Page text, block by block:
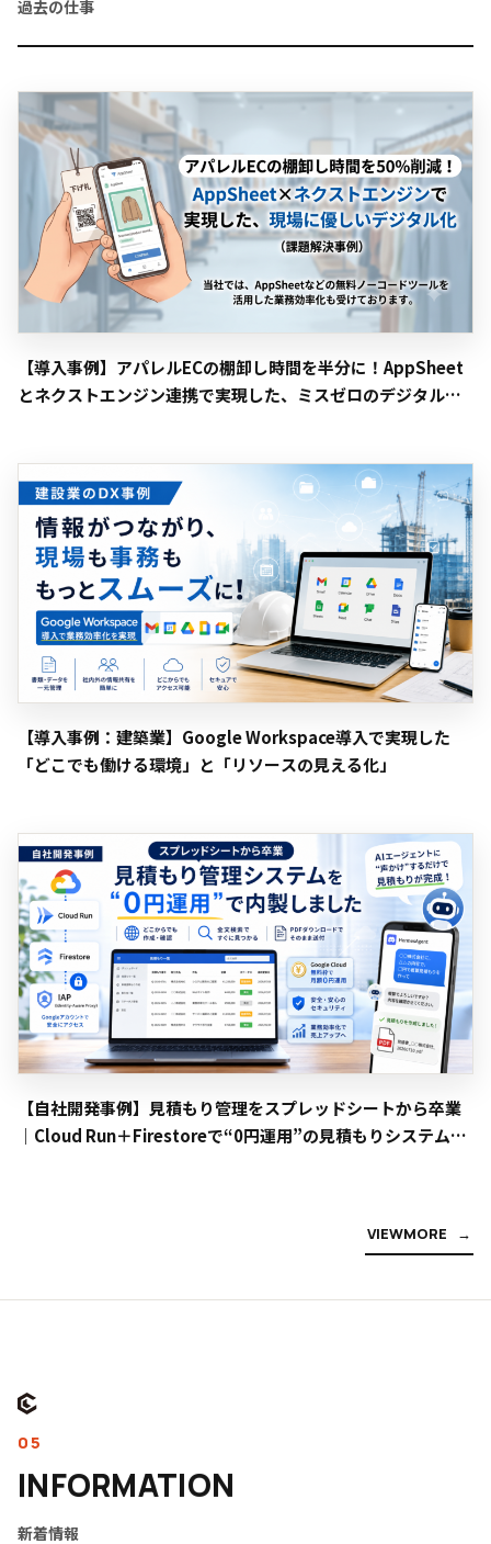
過去の仕事
【導入事例】アパレルECの棚卸し時間を半分に！AppSheet
とネクストエンジン連携で実現した、ミスゼロのデジタル化
【導入事例：建築業】Google Workspace導入で実現した
「どこでも働ける環境」と「リソースの見える化」
【自社開発事例】見積もり管理をスプレッドシートから卒業
｜Cloud Run＋Firestoreで“0円運用”の見積もりシステムを
VIEWMORE
05
INFORMATION
新着情報